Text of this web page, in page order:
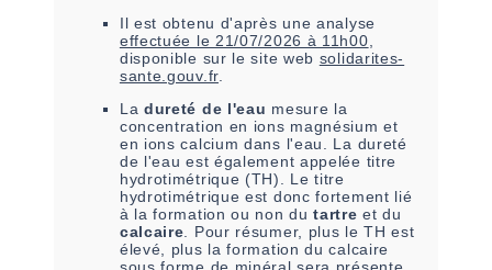
Il est obtenu d'après une analyse
effectuée le 21/07/2026 à 11h00
disponible sur le site web solidarites-
sante.gouv.fr.
La dureté de l'eau mesure la
concentration en ions magnésium et
en ions calcium dans l'eau. La dureté
de l'eau est également appelée titre
hydrotimétrique (TH). Le titre
hydrotimétrique est donc fortement lié
à la formation ou non dutartre et du
calcaire . Pour résumer, plus le TH est
élevé, plus la formation du calcaire